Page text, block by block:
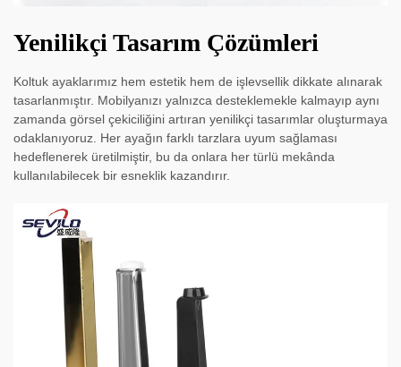
Yenilikçi Tasarım Çözümleri
Koltuk ayaklarımız hem estetik hem de işlevsellik dikkate alınarak
tasarlanmıştır. Mobilyanızı yalnızca desteklemekle kalmayıp aynı
zamanda görsel çekiciliğini artıran yenilikçi tasarımlar oluşturmaya
odaklanıyoruz. Her ayağın farklı tarzlara uyum sağlaması
hedeflenerek üretilmiştir, bu da onlara her türlü mekânda
kullanılabilecek bir esneklik kazandırır.